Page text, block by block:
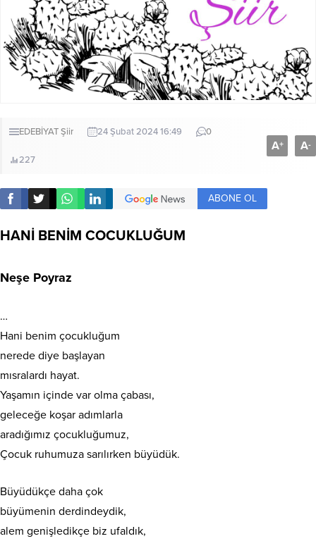
EDEBİYATŞiir 24 Şubat 2024 16:49 0
227
A+ A-
ABONE OL
HANİ BENİM COCUKLUĞUM
Neşe Poyraz
…
Hani benim çocukluğum
nerede diye başlayan
mısralardı hayat.
Yaşamın içinde var olma çabası,
geleceğe koşar adımlarla
aradığımız çocukluğumuz,
Çocuk ruhumuza sarılırken büyüdük.
Büyüdükçe daha çok
büyümenin derdindeydik,
alem genişledikçe biz ufaldık,